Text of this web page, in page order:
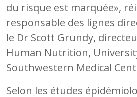
du risque est marquée»,
responsable des lignes
le Dr Scott Grundy,
Human Nutrition,
Southwestern Medical
Selon les études